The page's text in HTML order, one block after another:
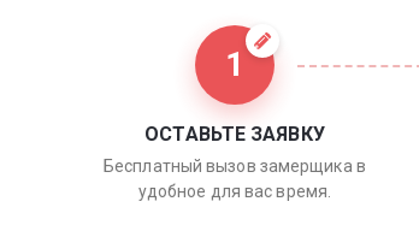
1
ОСТАВЬТЕ ЗАЯВКУ
Бесплатный вызов замерщика в
удобное для вас время.